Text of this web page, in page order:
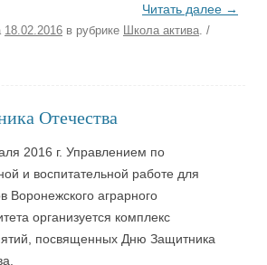
Читать далее →
18.02.2016 в рубрике Школа актива /
Отечества
2016 г. Управлением по
и воспитательной работе для
Воронежского аграрного
организуется комплекс
посвященных Дню Защитника